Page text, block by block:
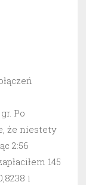
Po
że niestety
2:56
145
i